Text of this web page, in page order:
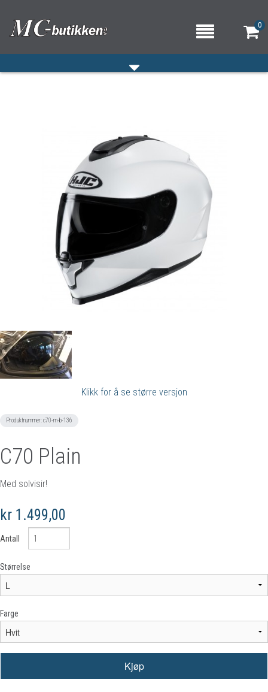
0
OM OSS/ÅPNINGSTIDER
KONTAKT OSS
Klikk for å se større versjon
Produktnummer:c70-m-b-136
C70 Plain
Med solvisir!
kr 1.499,00
Antall
Størrelse
Farge